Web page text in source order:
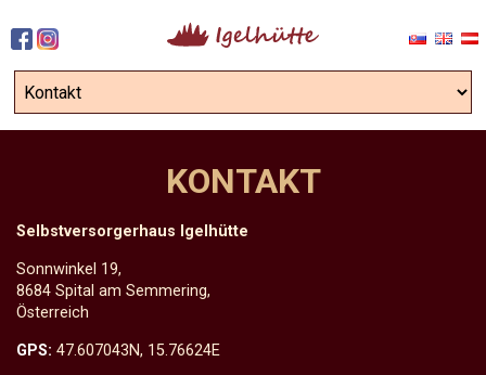
KONTAKT
Selbstversorgerhaus Igelhütte
Sonnwinkel 19,
8684 Spital am Semmering,
Österreich
GPS: 47.607043N, 15.76624E